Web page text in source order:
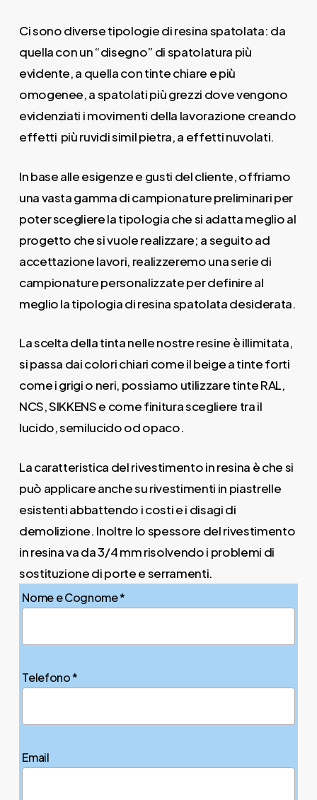
Ci sono diverse tipologie di resina spatolata: da
quella con un “disegno” di spatolatura più
evidente, a quella con tinte chiare e più
omogenee, a spatolati più grezzi dove vengono
evidenziati i movimenti della lavorazione creando
effetti più ruvidi simil pietra, a effetti nuvolati.
In base alle esigenze e gusti del cliente, offriamo
una vasta gamma di campionature preliminari per
poter scegliere la tipologia che si adatta meglio al
progetto che si vuole realizzare; a seguito ad
accettazione lavori, realizzeremo una serie di
campionature personalizzate per definire al
meglio la tipologia di resina spatolata desiderata.
La scelta della tinta nelle nostre resine è illimitata,
si passa dai colori chiari come il beige a tinte forti
come i grigi o neri, possiamo utilizzare tinte RAL,
NCS, SIKKENS e come finitura scegliere tra il
lucido, semilucido od opaco.
La caratteristica del rivestimento in resina è che si
può applicare anche su rivestimenti in piastrelle
esistenti abbattendo i costi e i disagi di
demolizione. Inoltre lo spessore del rivestimento
in resina va da 3/4 mm risolvendo i problemi di
sostituzione di porte e serramenti.
Nome e Cognome *
Telefono *
Email